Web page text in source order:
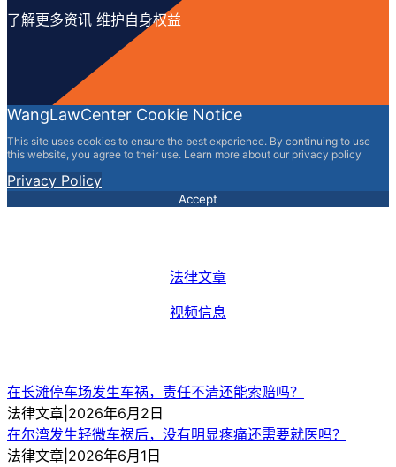
了解更多资讯 维护自身权益
WangLawCenter Cookie Notice
This site uses cookies to ensure the best experience. By continuing to use
this website, you agree to their use. Learn more about our privacy policy
Privacy Policy
Accept
法律文章
视频信息
在长滩停车场发生车祸，责任不清还能索赔吗？
法律文章|2026年6月2日
在尔湾发生轻微车祸后，没有明显疼痛还需要就医吗？
法律文章|2026年6月1日